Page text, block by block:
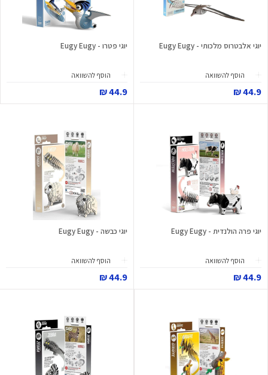
יוגי אלבטרוס מלכותי - Eugy Eugy
הוסף להשוואה
44.9 ₪
יוגי פטרו - Eugy Eugy
הוסף להשוואה
44.9 ₪
יוגי פרה הולנדית - Eugy Eugy
הוסף להשוואה
44.9 ₪
יוגי כבשה - Eugy Eugy
הוסף להשוואה
44.9 ₪